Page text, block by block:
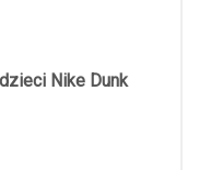
Nike Dunk